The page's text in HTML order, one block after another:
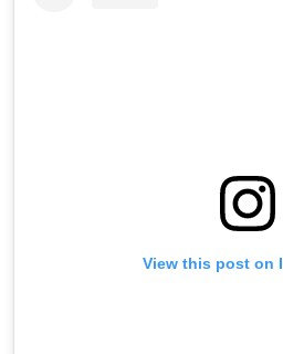
View this post on